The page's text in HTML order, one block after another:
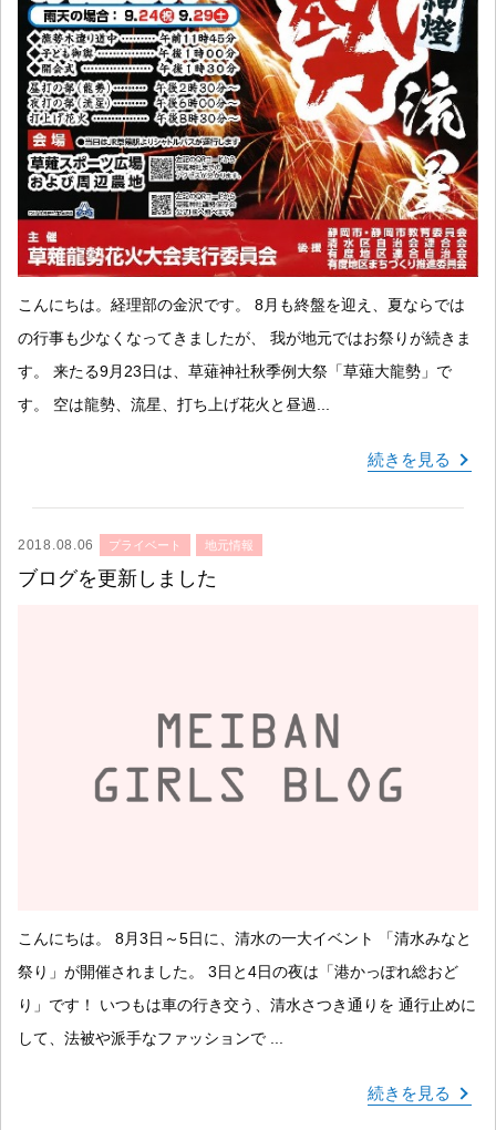
こんにちは。経理部の金沢です。 8月も終盤を迎え、夏ならでは
の行事も少なくなってきましたが、 我が地元ではお祭りが続きま
す。 来たる9月23日は、草薙神社秋季例大祭「草薙大龍勢」で
す。 空は龍勢、流星、打ち上げ花火と昼過...
続きを見る
2018.08.06 プライベート 地元情報
ブログを更新しました
こんにちは。 8月3日～5日に、清水の一大イベント 「清水みなと
祭り」が開催されました。 3日と4日の夜は「港かっぽれ総おど
り」です！ いつもは車の行き交う、清水さつき通りを 通行止めに
して、法被や派手なファッションで ...
続きを見る